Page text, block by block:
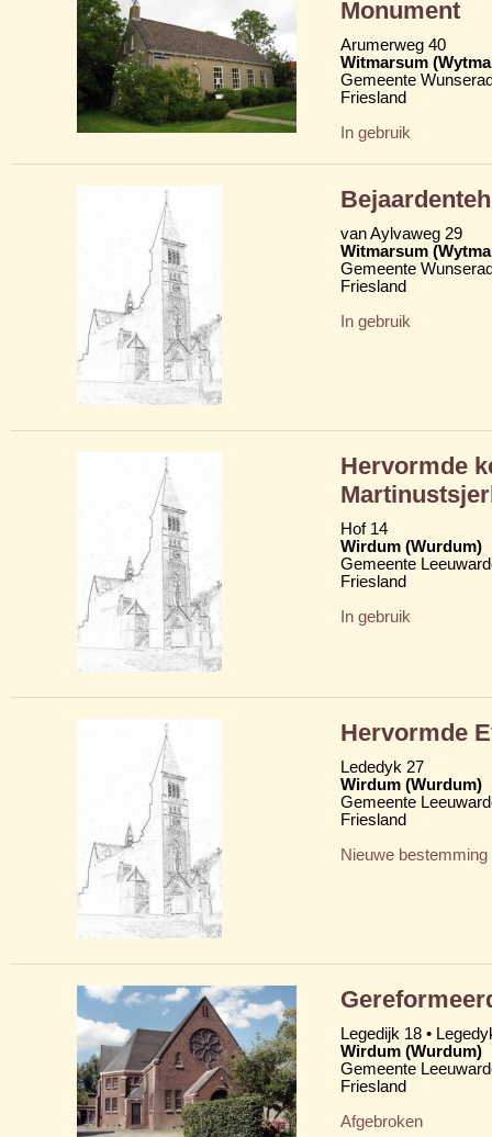
Monument
Arumerweg 40
Witmarsum
Gemeente
Friesland
In gebruik
van Aylvaweg 29
Witmarsum
Gemeente
Friesland
In gebruik
Hervormde
Hof 14
Wirdum (Wurdum)
Gemeente
Friesland
In gebruik
Hervormde
Lededyk 27
Wirdum (Wurdum)
Gemeente
Friesland
Nieuwe bestemming
Legedijk 18 •
Wirdum (Wurdum)
Gemeente
Friesland
Afgebroken